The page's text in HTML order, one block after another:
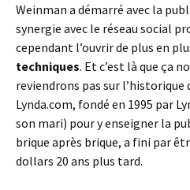
Weinman a démarré avec la
synergie avec le réseau social
cependant l’ouvrir de plus en
techniques. Et c’est là que ça
reviendrons pas sur l’historique
Lynda.com, fondé en 1995 par
son mari) pour y ensei­gner la
brique après brique, a fini par
dollars 20 ans plus tard.